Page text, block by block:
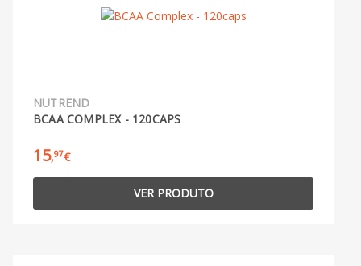
NUTREND
BCAA COMPLEX - 120CAPS
15,97€
VER PRODUTO